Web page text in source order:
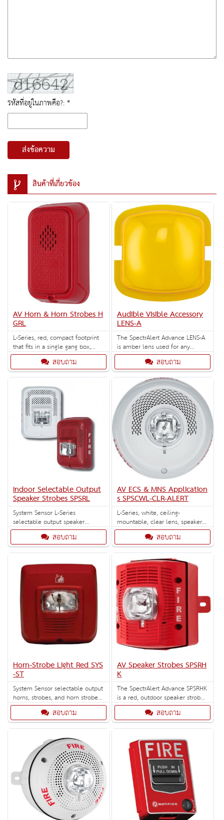
รหัสที่อยู่ในภาพคือ?: *
ส่งข้อความ
สินค้าที่เกี่ยวข้อง
AV Horn & Horn Strobes H
GRL
L-Series, red, compact footprint
that fits in a single gang box,
horn that is unmarked.
สอบถาม
Audible Visible Accessory
LENS-A
The SpectrAlert Advance LENS-A
is amber lens used for any
indoor or outdoor wall mount
สอบถาม
Indoor Selectable Output
Speaker Strobes SPSRL
System Sensor L-Series
selectable output speaker
strobes and dual-voltage
evacuation speakers can reduce
ground faults and enable faster
draw and modern aesthetics.
สอบถาม
AV ECS & MNS Application
s SPSCWL-CLR-ALERT
L-Series, white, ceiling-
mountable, clear lens, speaker
strobe marked "ALERT". Designed
for ECS/MNS applications.
สอบถาม
Horn-Strobe Light Red SYS
-ST
System Sensor selectable output
horns, strobes, and horn strobes
are rich with features guaranteed
to reduce installation times and
maximize profits.
สอบถาม
AV Speaker Strobes SPSRH
K
The SpectrAlert Advance SPSRHK
is a red, outdoor speaker strobe
for wall installations with
selectable strobe settings of
135, 150, 177, 185 cd.
สอบถาม